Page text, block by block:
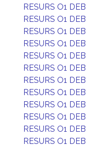
RESURS O1 DEB
RESURS O1 DEB
RESURS O1 DEB
RESURS O1 DEB
RESURS O1 DEB
RESURS O1 DEB
RESURS O1 DEB
RESURS O1 DEB
RESURS O1 DEB
RESURS O1 DEB
RESURS O1 DEB
RESURS O1 DEB